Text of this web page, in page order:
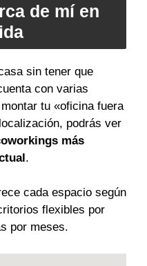
de mí en
sin tener que
con varias
tu «oficina fuera
podrás ver
más
.
cada espacio según
flexibles por
por meses.